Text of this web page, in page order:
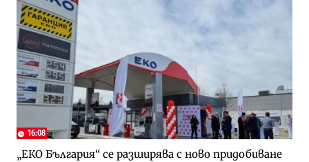
16:08
„ЕКО България“ се разширява с ново придобиване